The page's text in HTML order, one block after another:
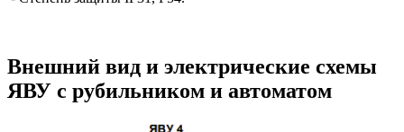
Внешний вид и электрические схемы
ЯВУ с рубильником и автоматом